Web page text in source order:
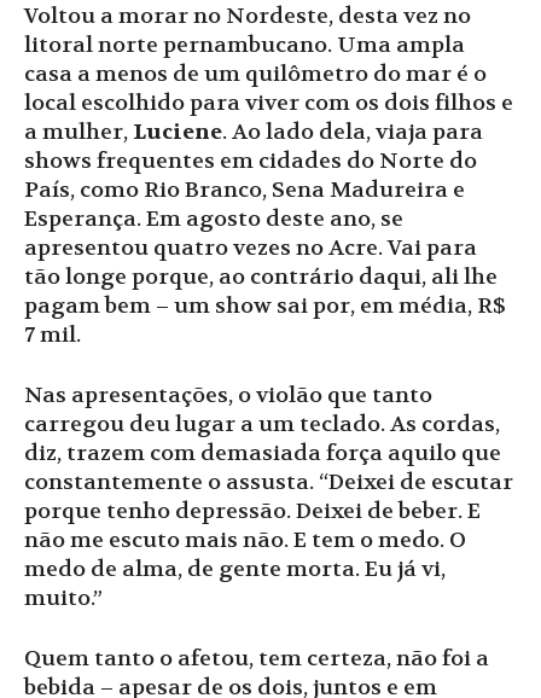
Voltou a morar no Nordeste, desta vez no
litoral norte pernambucano. Uma ampla
casa a menos de um quilômetro do mar é o
local escolhido para viver com os dois filhos e
a mulher, Luciene. Ao lado dela, viaja para
shows frequentes em cidades do Norte do
País, como Rio Branco, Sena Madureira e
Esperança. Em agosto deste ano, se
apresentou quatro vezes no Acre. Vai para
tão longe porque, ao contrário daqui, ali lhe
pagam bem – um show sai por, em média, R$
7 mil.
Nas apresentações, o violão que tanto
carregou deu lugar a um teclado. As cordas,
diz, trazem com demasiada força aquilo que
constantemente o assusta. “Deixei de escutar
porque tenho depressão. Deixei de beber. E
não me escuto mais não. E tem o medo. O
medo de alma, de gente morta. Eu já vi,
muito.”
Quem tanto o afetou, tem certeza, não foi a
bebida – apesar de os dois, juntos e em